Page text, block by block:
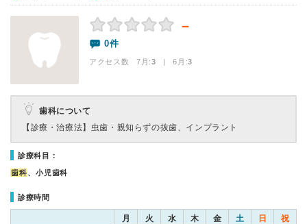
－
0件
アクセス数 7月:3 | 6月:3
歯科について
【診療・治療法】 虫歯・親知らずの抜歯、インプラント
診療科目：
歯科、小児歯科
診療時間
月 火 水 木 金 土 日 祝